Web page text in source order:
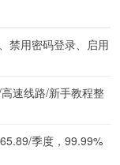
禁用密码登录、启用
速线路/新手教程整
季度，99.99%